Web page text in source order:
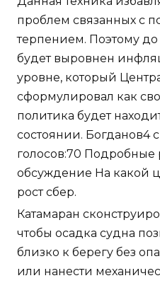
проблем связанных с
терпением. Поэтому
будет выровнен
уровне, который
сформулировал как
политика будет
состоянии. Богданов4
голосов:70 Подробные
обсуждение На какой
рост сбер.
Катамаран
чтобы осадка судна
близко к берегу без
или нанести